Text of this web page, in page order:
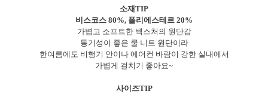
소재TIP
비스코스 80%, 폴리에스테르 20%
가볍고 소프트한 텍스처의 원단감
통기성이 좋은 쿨 니트 원단이라
한여름에도 비행기 안이나 에어컨 바람이 강한 실내에서
가볍게 걸치기 좋아요~
사이즈TIP